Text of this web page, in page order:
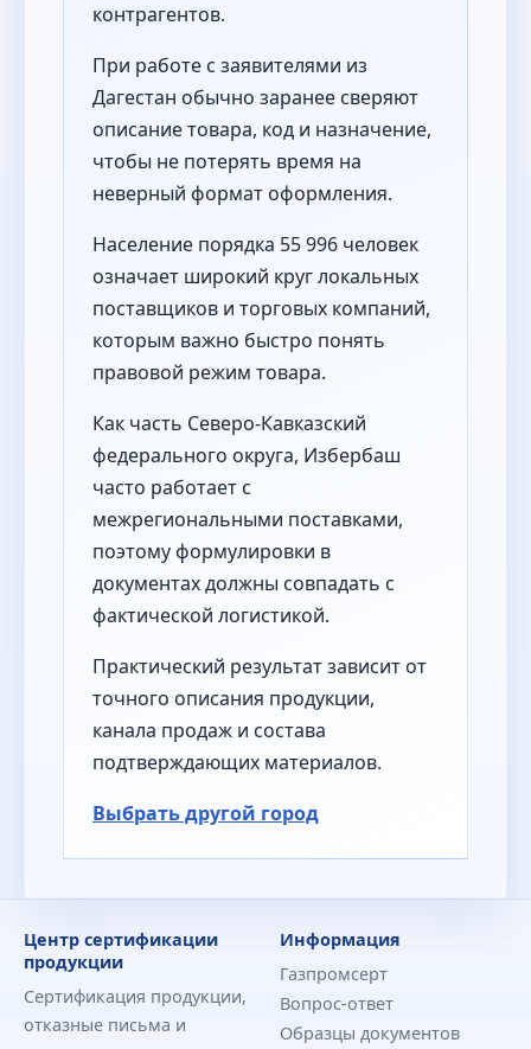
контрагентов.
При работе с заявителями из
Дагестан обычно заранее сверяют
описание товара, код и назначение,
чтобы не потерять время на
неверный формат оформления.
Население порядка 55 996 человек
означает широкий круг локальных
поставщиков и торговых компаний,
которым важно быстро понять
правовой режим товара.
Как часть Северо-Кавказский
федерального округа, Избербаш
часто работает с
межрегиональными поставками,
поэтому формулировки в
документах должны совпадать с
фактической логистикой.
Практический результат зависит от
точного описания продукции,
канала продаж и состава
подтверждающих материалов.
Выбрать другой город
Центр сертификации
продукции
Сертификация продукции,
отказные письма и
Информация
Газпромсерт
Вопрос-ответ
Образцы документов